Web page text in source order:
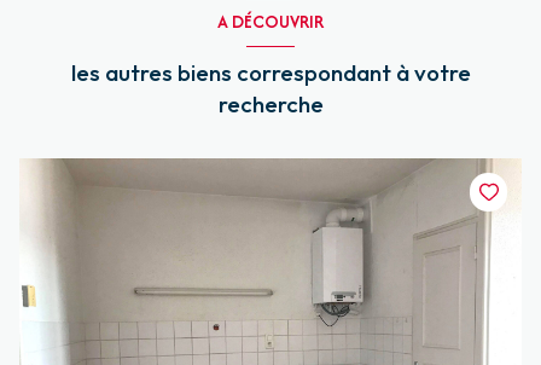
A DÉCOUVRIR
les autres biens correspondant à votre
recherche